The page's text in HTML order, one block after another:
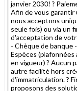
janvier 2030! ?
Afin de vous
nous acceptons
seule fois) ou via un
d'acceptation de
- Chèque de banque
Espèces (plafonnées
en vigueur) ? Aucun
autre facilité hors
d'immatriculation. ?
proposons des